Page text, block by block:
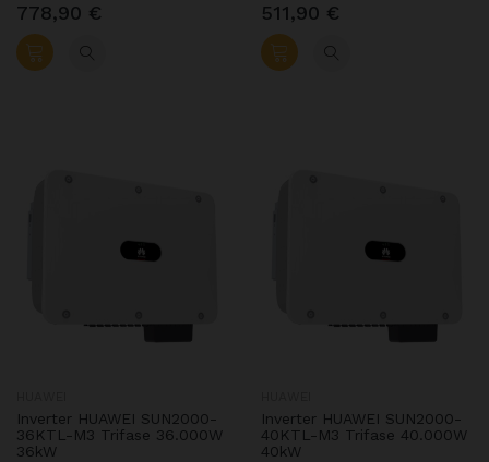
778,90 € 511,90 €
Inverter HUAWEI SUN2000-
36KTL-M3 Trifase 36.000W
36kW
Inverter HUAWEI SUN2000-
40KTL-M3 Trifase 40.000W
40kW